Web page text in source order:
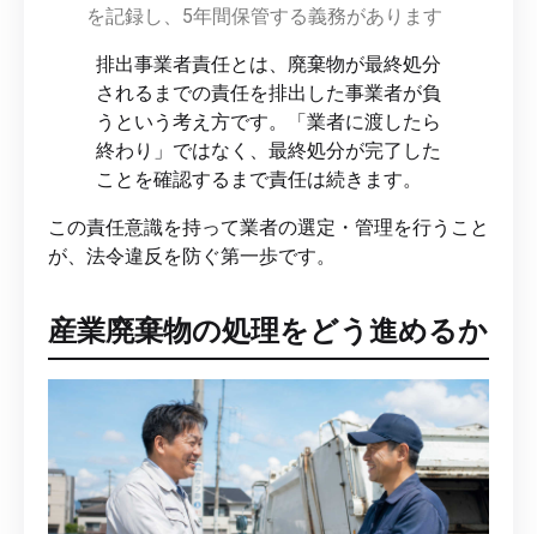
を記録し、5年間保管する義務があります
排出事業者責任とは、廃棄物が最終処分
されるまでの責任を排出した事業者が負
うという考え方です。「業者に渡したら
終わり」ではなく、最終処分が完了した
ことを確認するまで責任は続きます。
この責任意識を持って業者の選定・管理を行うこと
が、法令違反を防ぐ第一歩です。
産業廃棄物の処理をどう進めるか